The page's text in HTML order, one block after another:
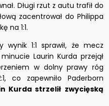
Długi rzut z autu trafił do
zacentrował do Philippa
na 1:1.
1:1 sprawił, że mecz
Laurin Kurda przejął
w dolny prawy róg
co zapewniło Paderborn
Kurda strzelił zwycięską